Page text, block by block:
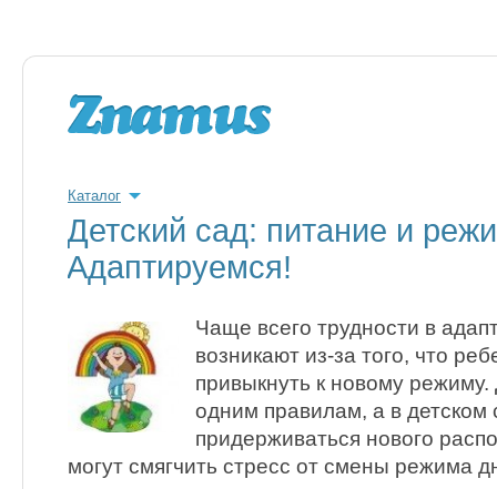
Каталог
Детский сад: питание и
Адаптируемся!
Чаще всего трудности в
возникают из-за того, что
привыкнуть к новому
одним правилам, а в детском
придерживаться нового
могут смягчить стресс от смены режима